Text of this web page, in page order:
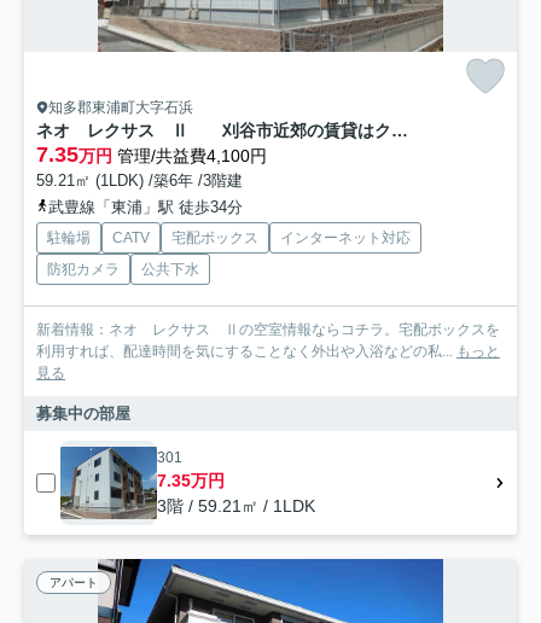
知多郡東浦町大字石浜
ネオ レクサス Ⅱ 刈谷市近郊の賃貸はクラスホーム刈谷店
7.35万円 管理/共益費4,100円
59.21㎡ (1LDK) /築6年 /3階建
武豊線「東浦」駅 徒歩34分
駐輪場 CATV 宅配ボックス
インターネット対応
防犯カメラ
公共下水
新着情報：ネオ レクサス Ⅱの空室情報ならコチラ。宅配ボックスを
利用すれば、配達時間を気にすることなく外出や入浴などの私... もっと
見る
募集中の部屋
301
7.35万円
3階 / 59.21㎡ / 1LDK
アパート